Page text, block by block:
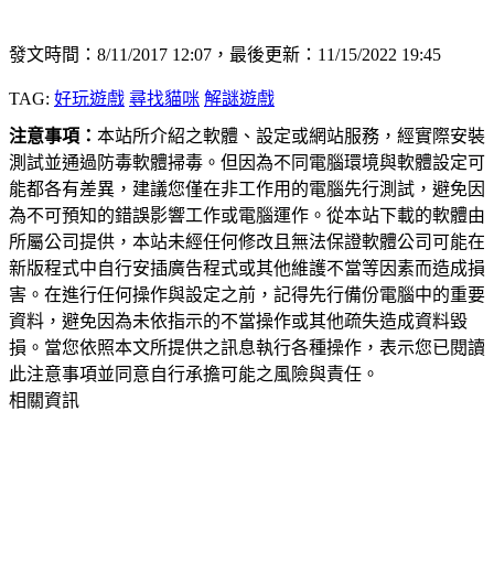
發文時間：8/11/2017 12:07，最後更新：11/15/2022 19:45
TAG: 好玩遊戲 尋找貓咪 解謎遊戲
注意事項： 本站所介紹之軟體、設定或網站服務，經實際安裝
測試並通過防毒軟體掃毒。但因為不同電腦環境與軟體設定可
能都各有差異，建議您僅在非工作用的電腦先行測試，避免因
為不可預知的錯誤影響工作或電腦運作。從本站下載的軟體由
所屬公司提供，本站未經任何修改且無法保證軟體公司可能在
新版程式中自行安插廣告程式或其他維護不當等因素而造成損
害。在進行任何操作與設定之前，記得先行備份電腦中的重要
資料，避免因為未依指示的不當操作或其他疏失造成資料毀
損。當您依照本文所提供之訊息執行各種操作，表示您已閱讀
此注意事項並同意自行承擔可能之風險與責任。
相關資訊